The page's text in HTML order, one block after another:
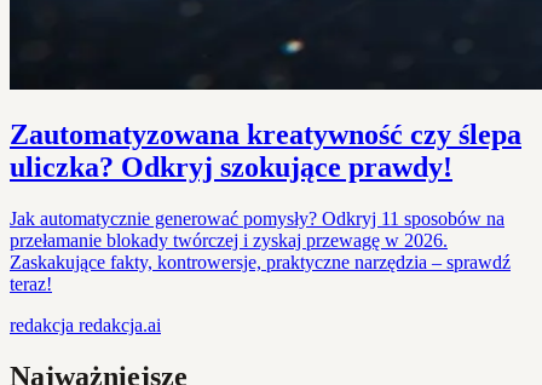
Zautomatyzowana kreatywność czy ślepa
uliczka? Odkryj szokujące prawdy!
Jak automatycznie generować pomysły? Odkryj 11 sposobów na
przełamanie blokady twórczej i zyskaj przewagę w 2026.
Zaskakujące fakty, kontrowersje, praktyczne narzędzia – sprawdź
teraz!
redakcja redakcja.ai
Najważniejsze